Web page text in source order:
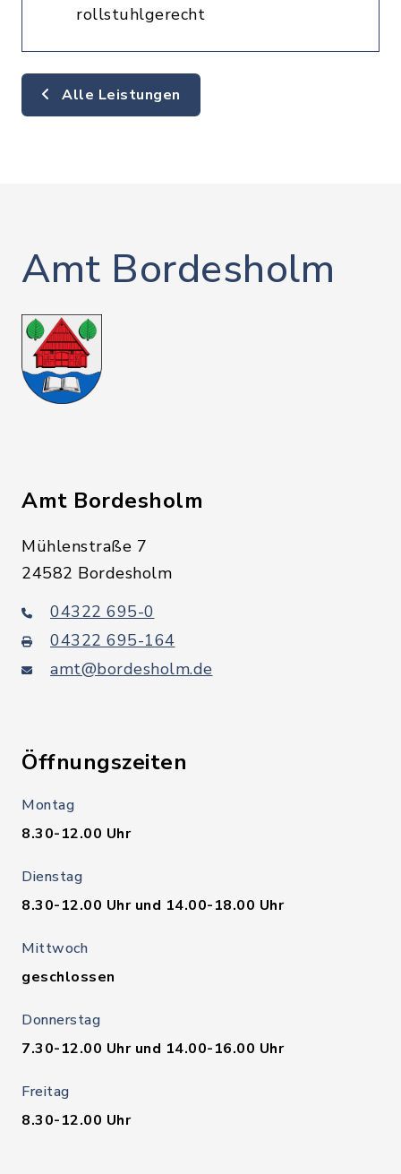
rollstuhlgerecht
Alle Leistungen
Amt Bordesholm
Amt Bordesholm
Mühlenstraße 7
24582 Bordesholm
04322 695-0
04322 695-164
amt@bordesholm.de
Öffnungszeiten
Montag
8.30-12.00 Uhr
Dienstag
8.30-12.00 Uhr und 14.00-18.00 Uhr
Mittwoch
geschlossen
Donnerstag
7.30-12.00 Uhr und 14.00-16.00 Uhr
Freitag
8.30-12.00 Uhr